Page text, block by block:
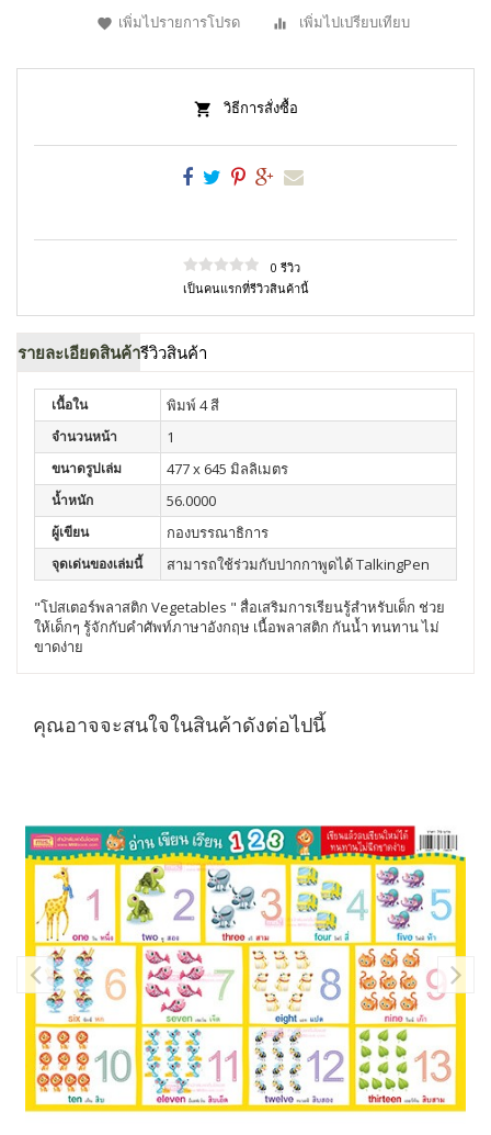
เพิ่มไปรายการโปรด เพิ่มไปเปรียบเทียบ
วิธีการสั่งซื้อ
0 รีวิว
เป็นคนแรกที่รีวิวสินค้านี้
รายละเอียดสินค้ารีวิวสินค้า
เนื้อใน พิมพ์ 4 สี
จำนวนหน้า 1
ขนาดรูปเล่ม 477 x 645 มิลลิเมตร
น้ำหนัก 56.0000
ผู้เขียน กองบรรณาธิการ
จุดเด่นของเล่มนี้ สามารถใช้ร่วมกับปากกาพูดได้ TalkingPen
"โปสเตอร์พลาสติก Vegetables " สื่อเสริมการเรียนรู้สำหรับเด็ก ช่วย
ให้เด็กๆ รู้จักกับคำศัพท์ภาษาอังกฤษ เนื้อพลาสติก กันน้ำ ทนทาน ไม่
ขาดง่าย
คุณอาจจะสนใจในสินค้าดังต่อไปนี้